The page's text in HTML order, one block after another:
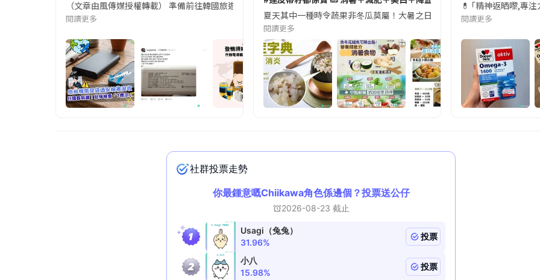
（文章由風傳媒授權轉載） 準備前往韓國旅遊的民眾，近期要特別留意隨身行李中的行動電源。一名旅客日前在機場安檢
閱讀更多
夏天其中一種時令蔬果非冬瓜莫屬！大暑之日，點都要飲碗冬瓜湯消暑
閱讀更多
💊 ｢精神返晒嚟,專
閱讀更多